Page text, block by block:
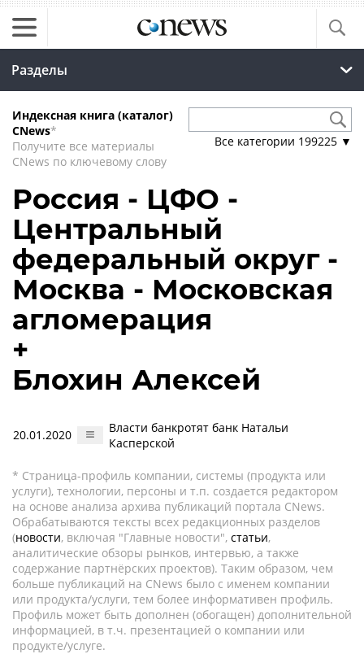
Разделы
Индексная книга (каталог)
CNews*
Получите все материалы
CNews по ключевому слову
Все категории 199225 ▼
Россия - ЦФО -
Центральный
федеральный округ -
Москва - Московская
агломерация
+
Блохин Алексей
20.01.2020
Власти банкротят банк Натальи
Касперской
* Страница-профиль компании, системы (продукта или
услуги), технологии, персоны и т.п. создается редактором
на основе анализа архива публикаций портала CNews.
Обрабатываются тексты всех редакционных разделов
(новости, включая "Главные новости", статьи,
аналитические обзоры рынков, интервью, а также
содержание партнёрских проектов). Таким образом, чем
больше публикаций на CNews было с именем компании
или продукта/услуги, тем более информативен профиль.
Профиль может быть дополнен (обогащен) дополнительной
информацией, в т.ч. презентацией о компании или
продукте/услуге.